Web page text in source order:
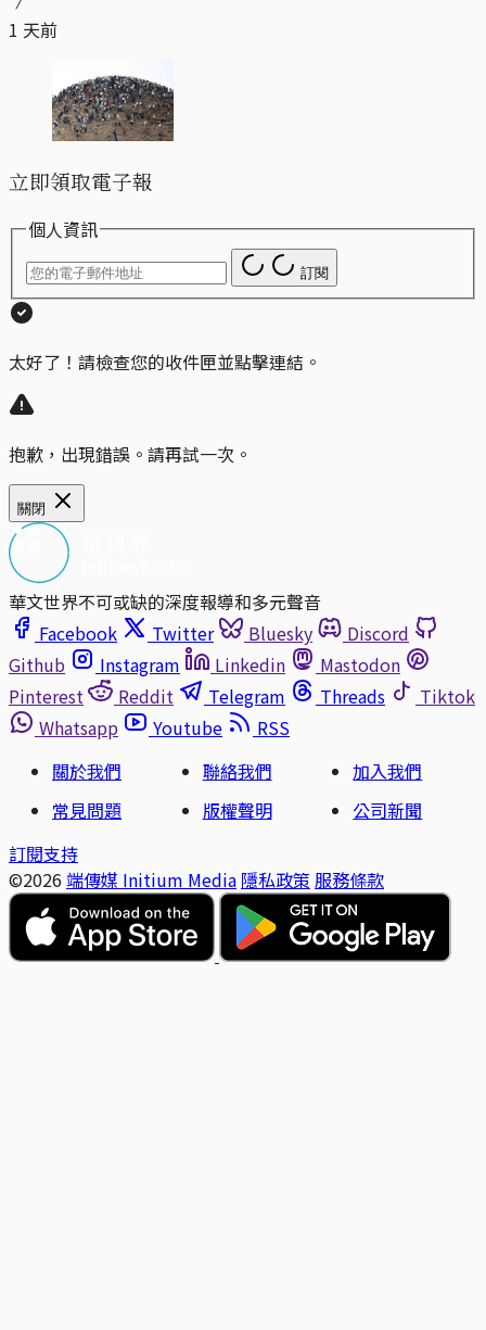
1 天前
立即領取電子報
個人資訊
訂閱
太好了！請檢查您的收件匣並點擊連結。
抱歉，出現錯誤。請再試一次。
關閉
華文世界不可或缺的深度報導和多元聲音
Facebook
Twitter Bluesky
Discord
Github
Instagram Linkedin
Mastodon
Pinterest
Reddit Telegram Threads
Tiktok
Whatsapp
Youtube
RSS
關於我們
聯絡我們
加入我們
常見問題
版權聲明
公司新聞
訂閱支持
©2026 端傳媒 Initium Media 隱私政策 服務條款